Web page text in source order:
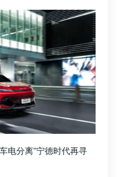
电分离”宁德时代再寻